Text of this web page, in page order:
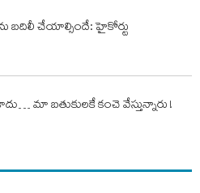
బదిలీ చేయాల్సిందే: హైకోర్టు
మా బతుకులకే కంచె వేస్తున్నారు !